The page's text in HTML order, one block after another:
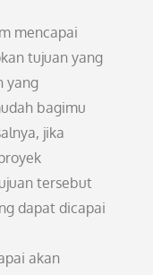
mencapai
tujuan yang
yang
bagimu
jika
tersebut
dapat dicapai
akan